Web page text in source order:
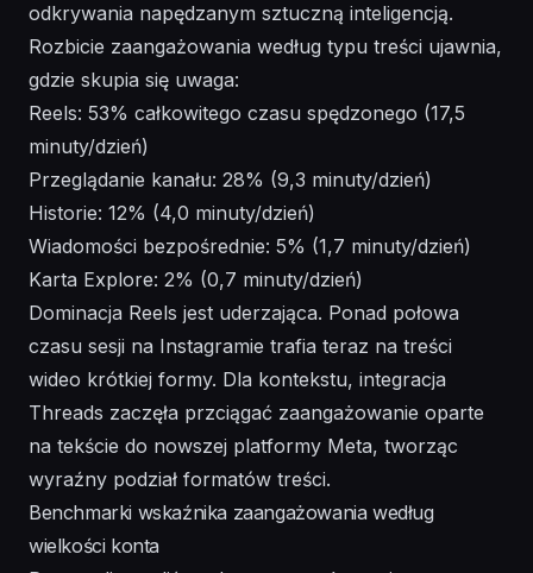
odkrywania napędzanym sztuczną inteligencją.
Rozbicie zaangażowania według typu treści ujawnia,
gdzie skupia się uwaga:
Reels: 53% całkowitego czasu spędzonego (17,5
minuty/dzień)
Przeglądanie kanału: 28% (9,3 minuty/dzień)
Historie: 12% (4,0 minuty/dzień)
Wiadomości bezpośrednie: 5% (1,7 minuty/dzień)
Karta Explore: 2% (0,7 minuty/dzień)
Dominacja Reels jest uderzająca. Ponad połowa
czasu sesji na Instagramie trafia teraz na treści
wideo krótkiej formy. Dla kontekstu, integracja
Threads zaczęła przciągać zaangażowanie oparte
na tekście do nowszej platformy Meta, tworząc
wyraźny podział formatów treści.
Benchmarki wskaźnika zaangażowania według
wielkości konta